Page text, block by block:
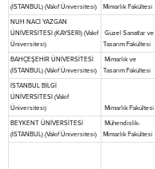
(İSTANBUL) (Vakıf Üniversitesi)
Mimarlık Fakültesi
NUH NACİ YAZGAN
ÜNİVERSİTESİ (KAYSERİ) (Vakıf
Üniversitesi)
Güzel Sanatlar ve
Tasarım Fakültesi
BAHÇEŞEHİR ÜNİVERSİTESİ
(İSTANBUL) (Vakıf Üniversitesi)
Mimarlık ve
Tasarım Fakültesi
İSTANBUL BİLGİ
ÜNİVERSİTESİ (Vakıf
Üniversitesi)
Mimarlık Fakültesi
BEYKENT ÜNİVERSİTESİ
(İSTANBUL) (Vakıf Üniversitesi)
Mühendislik-
Mimarlık Fakültesi